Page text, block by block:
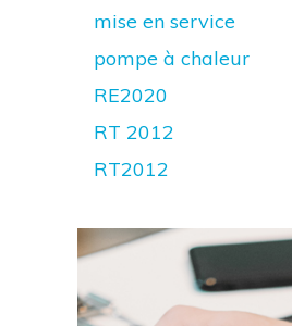
mise en service
pompe à chaleur
RE2020
RT 2012
RT2012